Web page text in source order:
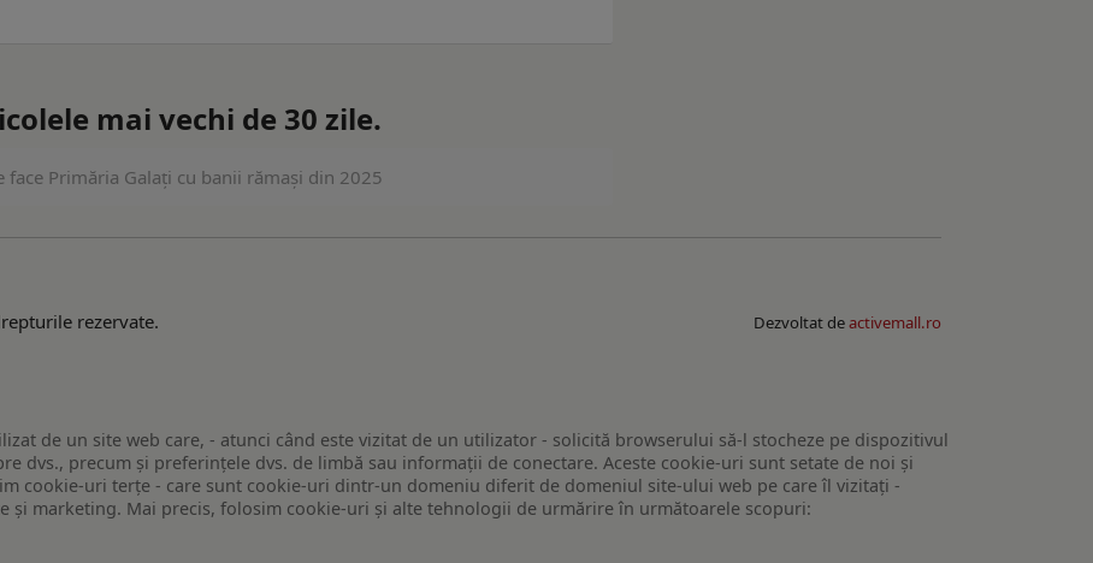
mai vechi de 30 zile.
face Primăria Galaţi cu banii rămaşi din 2025
rezervate. Dezvoltat deactivemall.ro
de un site web care, - atunci când este vizitat de un utilizator - solicită browserului să-l stocheze pe dispozitivul
dvs., precum și preferințele dvs. de limbă sau informații de conectare. Aceste cookie-uri sunt setate de noi și
cookie-uri terțe - care sunt cookie-uri dintr-un domeniu diferit de domeniul site-ului web pe care îl vizitați -
marketing. Mai precis, folosim cookie-uri și alte tehnologii de urmărire în următoarele scopuri: